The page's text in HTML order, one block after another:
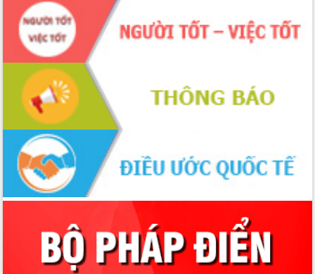
Xây dựng nền hành chính số đồng
hành cùng nông dân dân, doanh nghiệp
Giai đoạn 2026-2030, Đắk Lắk phấn
đấu có 77% xã đạt chuẩn nông thôn
Chuyển đổi số 'mở đường' cho nông
nghiệp Đắk Lắk tăng trưởng bứt phá
Triển khai đồng bộ đo đạc, lập hồ sơ
địa chính, hoàn thiện cơ sở dữ liệu đất
đai
Ứng dụng sinh trắc học - Bước tiến
trong hành trình chuyển đổi số tại Đắk
Đắk Lắk nâng cao hiệu quả công tác
Đảng từ Sổ tay đảng viên điện tử
Đắk Lắk đẩy mạnh nuôi biển công
nghệ, hướng tới phát triển thủy sản
bền vững